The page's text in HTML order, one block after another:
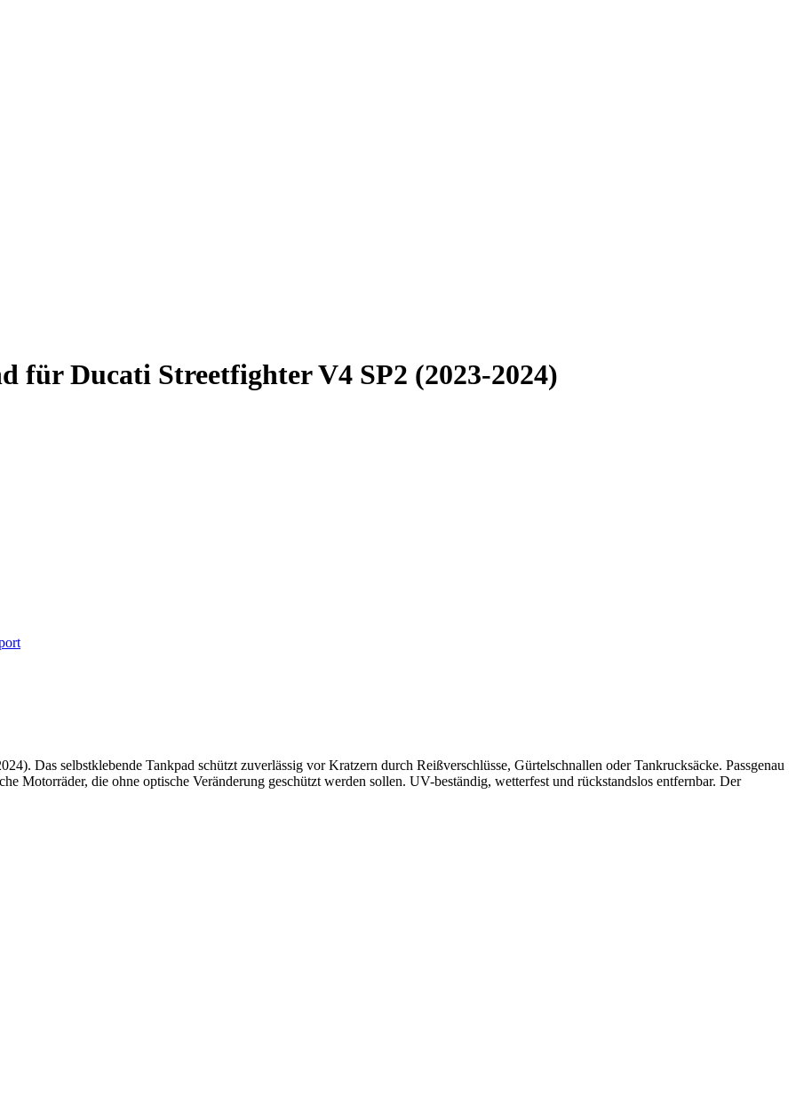
für Ducati Streetfighter V4 SP2 (2023-2024)
Das selbstklebende Tankpad schützt zuverlässig vor Kratzern durch Reißverschlüsse, Gürtelschnallen oder Tankrucksäcke. Passgenau
Motorräder, die ohne optische Veränderung geschützt werden sollen. UV-beständig, wetterfest und rückstandslos entfernbar. Der